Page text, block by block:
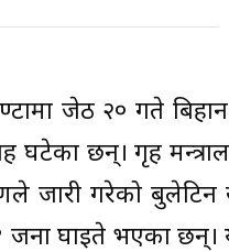
जेठ २० गते
छन्। गृह
जारी गरेको
जना घाइते भएका